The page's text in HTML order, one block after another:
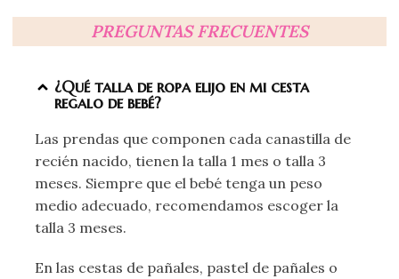
PREGUNTAS FRECUENTES
¿Qué talla de ropa elijo en mi cesta
regalo de bebé?
Las prendas que componen cada canastilla de
recién nacido, tienen la talla 1 mes o talla 3
meses. Siempre que el bebé tenga un peso
medio adecuado, recomendamos escoger la
talla 3 meses.
En las cestas de pañales, pastel de pañales o